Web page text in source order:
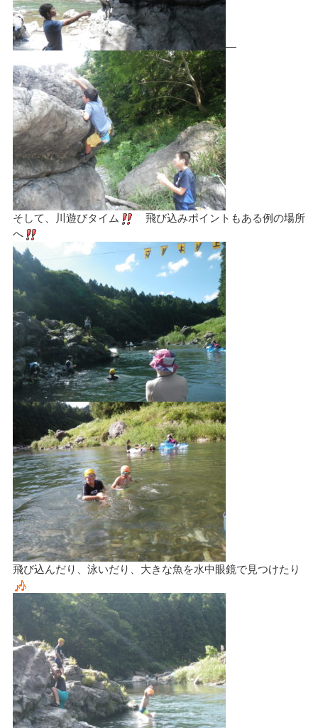
そして、川遊びタイム
飛び込みポイントもある例の場所
へ
飛び込んだり、泳いだり、大きな魚を水中眼鏡で見つけたり